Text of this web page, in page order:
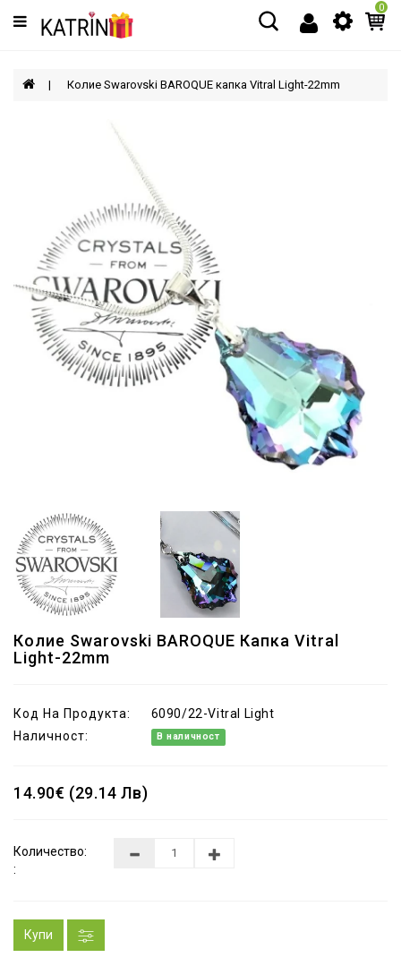
Категории
МЪЖЕ
0
Колие Swarovski BAROQUE капка Vitral Light-22mm
Колие Swarovski BAROQUE Капка Vitral
Light-22mm
Код На Продукта:
6090/22-Vitral Light
Наличност:
В наличност
14.90€ (29.14 Лв)
Количество:
:
Купи